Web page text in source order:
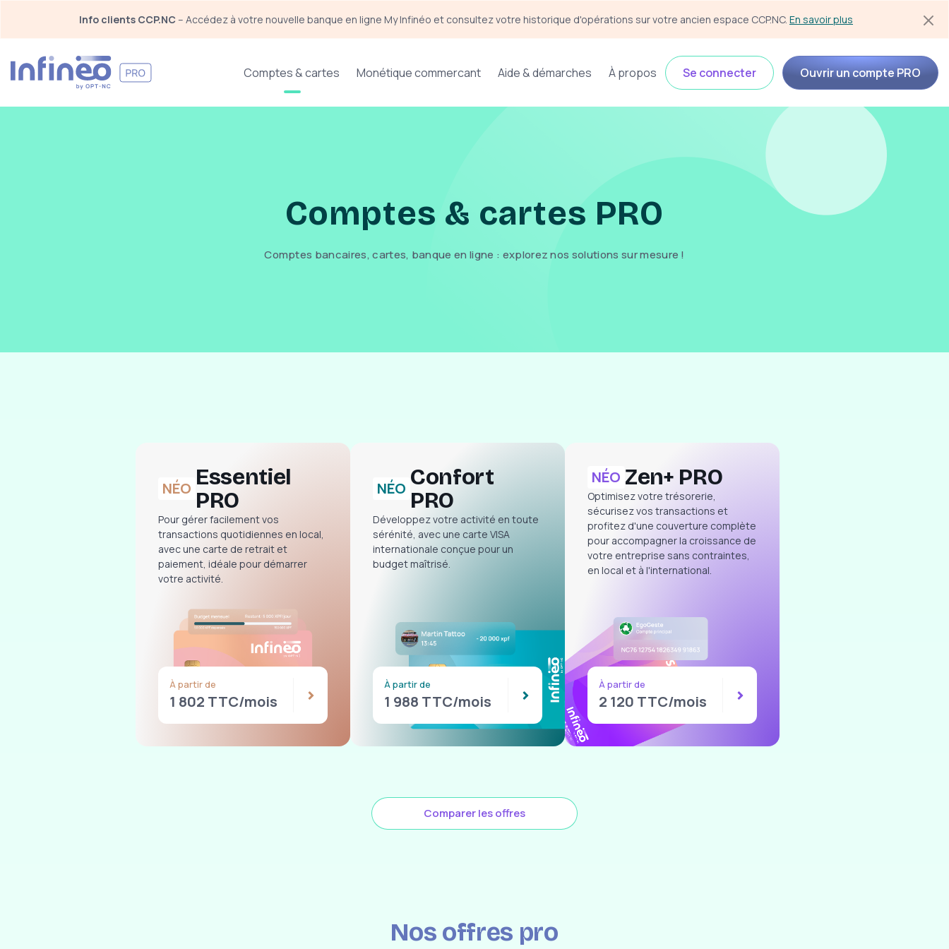
Info clients CCP.NC – Accédez à votre nouvelle banque en ligne My Infinéo et consultez votre historique d'opérations sur votre ancien espace CCP.NC. En savoir plus
Navigation principale
Comptes & cartes Monétique commercant Aide & démarches À propos Se connecter Ouvrir un compte PRO
Comptes & cartes PRO
Comptes bancaires, cartes, banque en ligne : explorez nos solutions sur mesure !
NÉO Essentiel
PRO
Pour gérer facilement vos
transactions quotidiennes en local,
avec une carte de retrait et
paiement, idéale pour démarrer
votre activité.
À partir de
1 802 TTC/mois
NÉO Confort
PRO
Développez votre activité en toute
sérénité, avec une carte VISA
internationale conçue pour un
budget maîtrisé.
À partir de
1 988 TTC/mois
NÉO Zen+ PRO
Optimisez votre trésorerie,
sécurisez vos transactions et
profitez d'une couverture complète
pour accompagner la croissance de
votre entreprise sans contraintes,
en local et à l'international.
À partir de
2 120 TTC/mois
Comparer les offres
Nos offres pro